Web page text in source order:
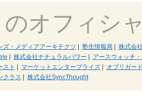
のオフィシ
ズ・メディアアーキテクツ 塾生情報局
株式会
株式会社ナチュラルパワー
アースウォッチ
スト
マーケットエンタープライズ|
オブリガー
クラス
株式会社SyncThought